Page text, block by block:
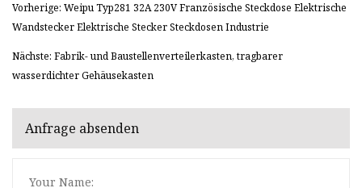
Vorherige: Weipu Typ281 32A 230V Französische Steckdose Elektrische
Wandstecker Elektrische Stecker Steckdosen Industrie
Nächste: Fabrik- und Baustellenverteilerkasten, tragbarer
wasserdichter Gehäusekasten
Anfrage absenden